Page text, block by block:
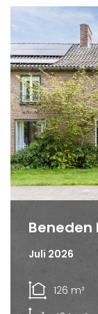
Beneden
Juli 2026
126 m²